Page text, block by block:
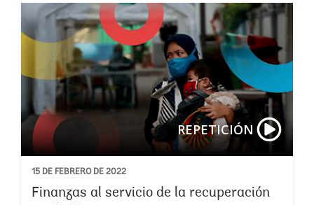
REPETICIÓN
15 DE FEBRERO DE 2022
Finanzas al servicio de la recuperación